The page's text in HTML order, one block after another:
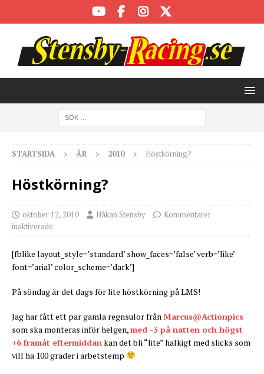
STARTSIDA ÅR 2010 Höstkörning?
Höstkörning?
oktober 12, 2010 Håkan Stensby
Kommentarer
inaktiverade
[fblike layout_style=’standard’ show_faces=’false’ verb=’like’
font=’arial’ color_scheme=’dark’]
På söndag är det dags för lite höstkörning på LMS!
Jag har fått ett par gamla regnsulor frånMarcus@Actionpics
som ska monteras inför helgen,med -3 på natten och högst
+6 framåt eftermiddankan det bli “lite” halkigt med slicks som
vill ha 100 grader i arbetstemp